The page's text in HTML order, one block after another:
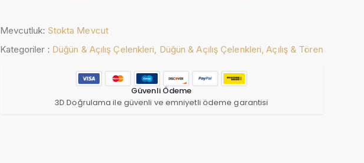
Mevcutluk: Stokta Mevcut
Kategoriler : Düğün & Açılış Çelenkleri, Düğün & Açılış Çelenkleri,Açılış & Tören
Güvenli Ödeme
3D Doğrulama ile güvenli ve emniyetli ödeme garantisi